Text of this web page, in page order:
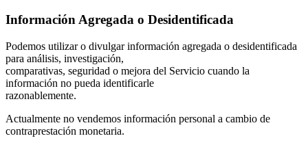
Información Agregada o Desidentificada
Podemos utilizar o divulgar información agregada o desidentificada
para análisis, investigación,
comparativas, seguridad o mejora del Servicio cuando la
información no pueda identificarle
razonablemente.
Actualmente no vendemos información personal a cambio de
contraprestación monetaria.